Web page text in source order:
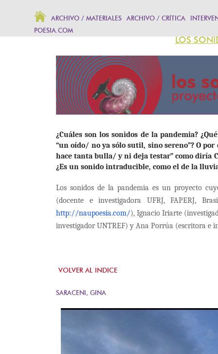
ARCHIVO / MATERIALES ARCHIVO / CRÍTICA
POESIA.COM
LOS
¿Cuáles son los sonidos de la pandemia?
“un oído/ no ya sólo sutil, sino sereno”? O
hace tanta bulla/ y ni deja testar” como diría
¿Es un sonido intraducible, como el de la
Los sonidos de la pandemia es un proyecto
(docente e investigadora UFRJ, FAPERJ,
http://naupoesia.com/), Ignacio Iriarte
investigador UNTREF) y Ana Porrúa (escritora e
VOLVER AL INDICE
SARACENI, GINA